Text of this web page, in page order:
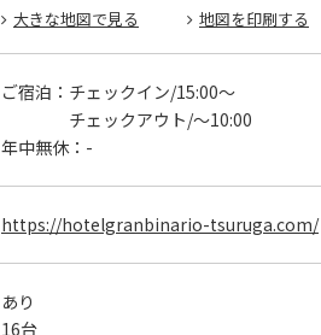
大きな地図で見る 地図を印刷する
ご宿泊： チェックイン/15:00～
チェックアウト/～10:00
年中無休： -
https://hotelgranbinario-tsuruga.com/
あり
16台